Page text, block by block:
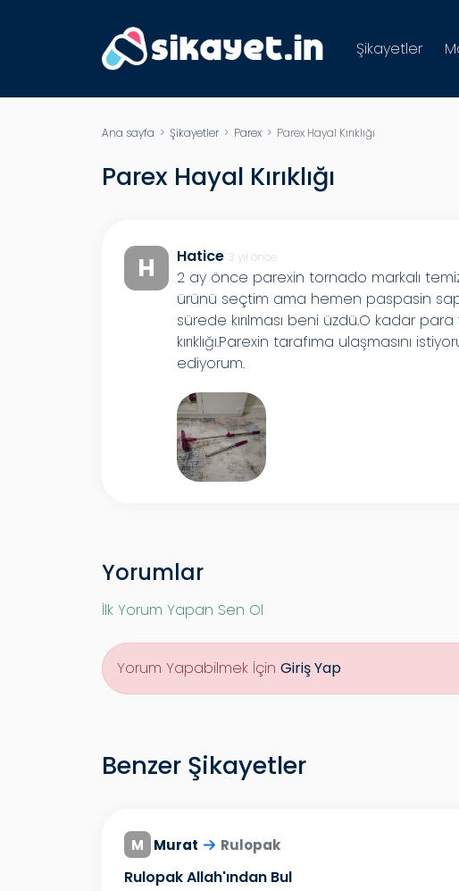
Şikayetler
Ana sayfa > Şikayetler> Parex > Parex Hayal Kırıklığı
Parex Hayal Kırıklığı
H Hatice 3 yıl önce
2 ay önce parexin tornado markalı
ürünü seçtim ama hemen paspasin sapı
sürede kırılması beni üzdü.O kadar
kırıklığı.Parexin tarafıma ulaşmasını
ediyorum.
Yorumlar
İlk Yorum Yapan Sen Ol
Yorum Yapabilmek İçin Giriş Yap
Benzer Şikayetler
M Murat Rulopak
Rulopak Allah'ından Bul